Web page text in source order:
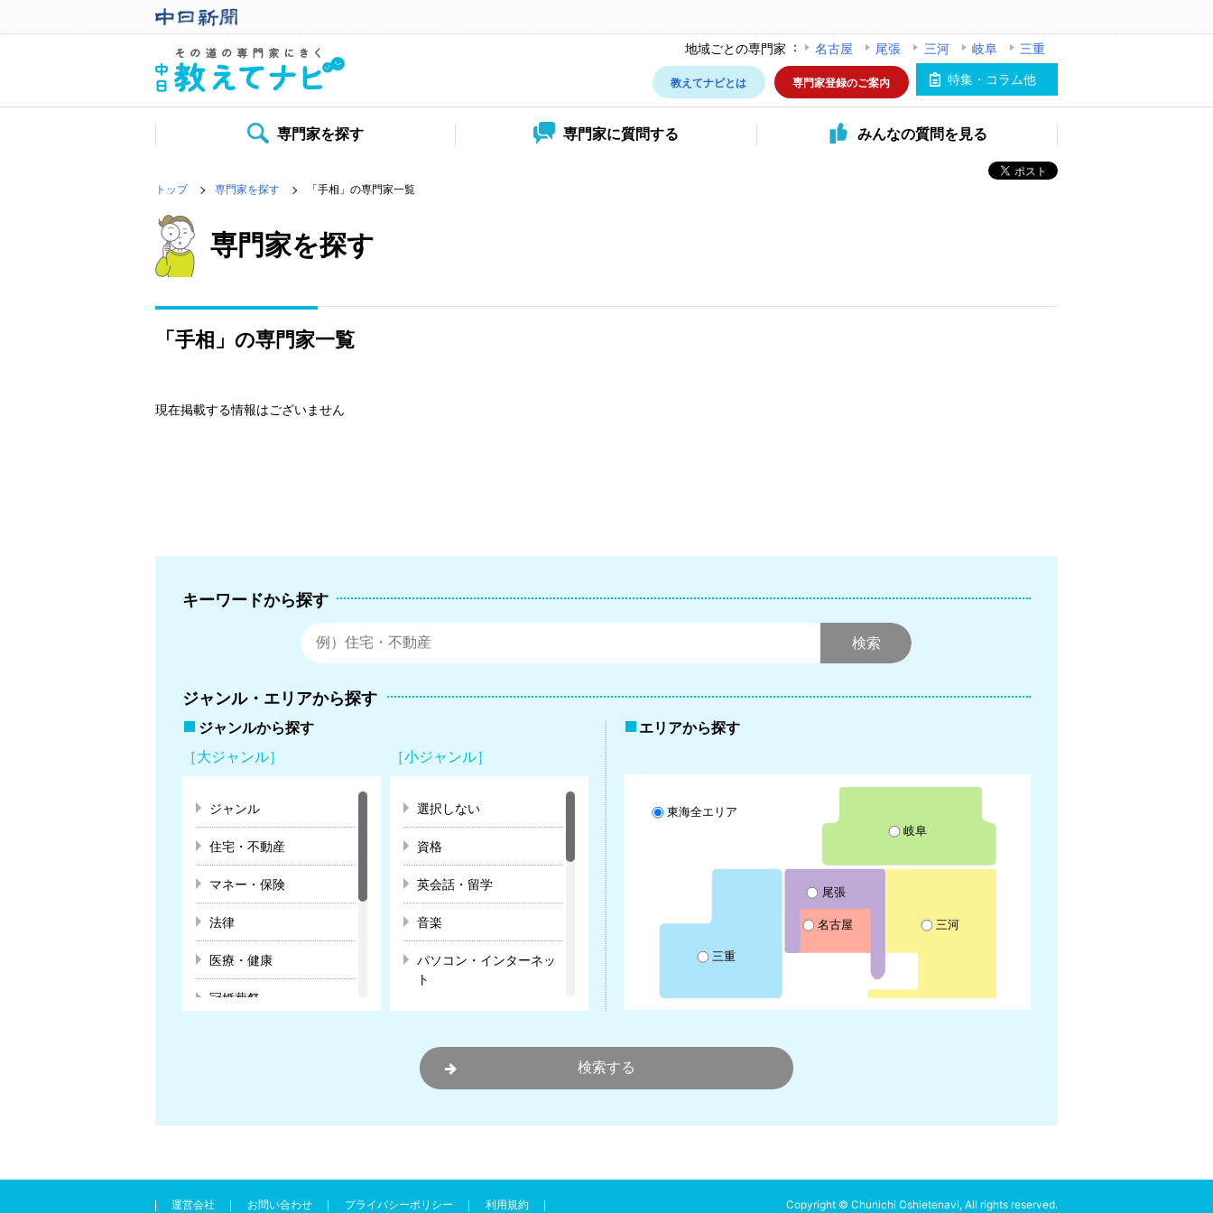
地域ごとの専門家 名古屋 尾張 三河 岐阜
三重
特集・コラム他
教えてナビとは 専門家登録のご案内
専門家を探す 専門家に質問する みんなの質問を見る
トップ 専門家を探す 「手相」の専門家一覧
専門家を探す
「手相」の専門家一覧
現在掲載する情報はございません
キーワードから探す
ジャンル・エリアから探す
ジャンルから探す
［大ジャンル］
ジャンル
住宅・不動産
マネー・保険
法律
医療・健康
冠婚葬祭
［小ジャンル］
選択しない
資格
英会話・留学
音楽
パソコン・インターネッ
ト
スポーツ
ダンス・バレエ・舞踊
カラー・色彩
健康
エリアから探す
東海全エリア
岐阜
三重
尾張
名古屋 三河
運営会社 お問い合わせ プライバシーポリシー 利用規約 Copyright © Chunichi Oshietenavi, All rights reserved.